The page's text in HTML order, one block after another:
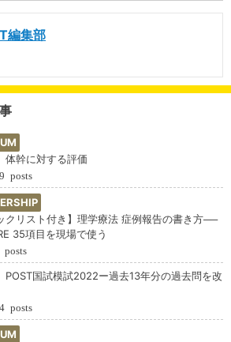
編集部
体幹に対する評価
posts
クリスト付き】理学療法 症例報告の書き方──
35項目を現場で使う
posts
POST国試模試2022ー過去13年分の過去問を改
posts